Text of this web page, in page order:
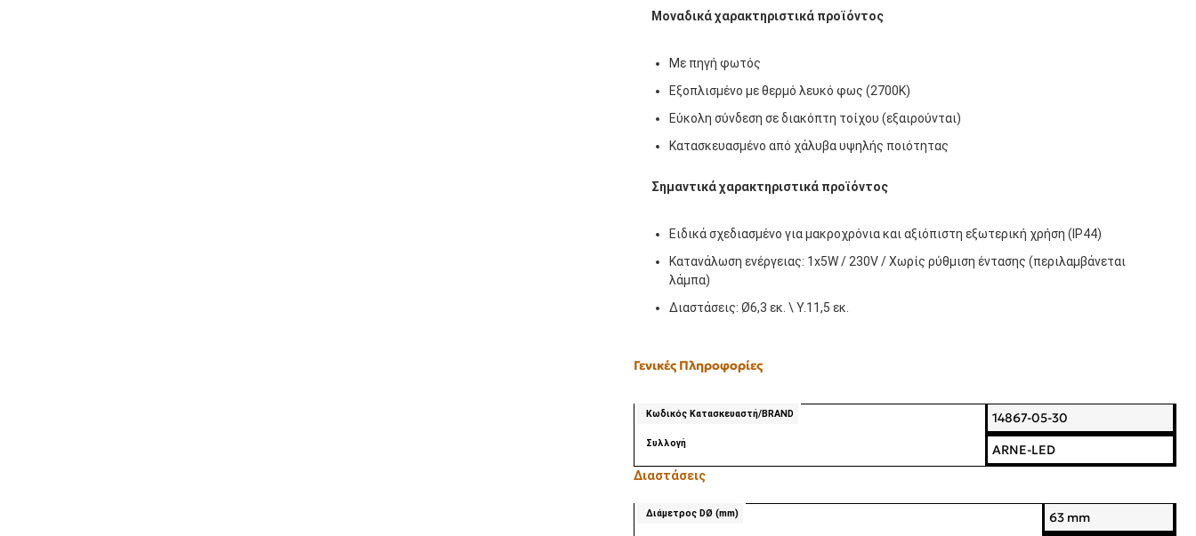
Μοναδικά χαρακτηριστικά προϊόντος
Με πηγή φωτός
Εξοπλισμένο με θερμό λευκό φως (2700K)
Εύκολη σύνδεση σε διακόπτη τοίχου (εξαιρούνται)
Κατασκευασμένο από χάλυβα υψηλής ποιότητας
Σημαντικά χαρακτηριστικά προϊόντος
Ειδικά σχεδιασμένο για μακροχρόνια και αξιόπιστη εξωτερική χρήση (IP44)
Κατανάλωση ενέργειας: 1x5W / 230V / Χωρίς ρύθμιση έντασης (περιλαμβάνεται
λάμπα)
Διαστάσεις: Ø6,3 εκ. \ Υ.11,5 εκ.
Γενικές Πληροφορίες
Κωδικός Κατασκευαστή/BRAND 14867-05-30
Συλλογή ARNE-LED
Διαστάσεις
Διάμετρος DØ (mm) 63 mm